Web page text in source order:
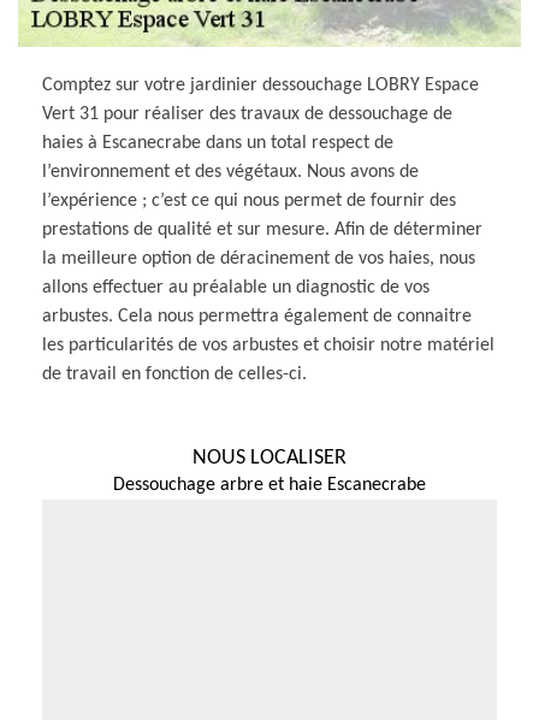
Comptez sur votre jardinier dessouchage LOBRY Espace
Vert 31 pour réaliser des travaux de dessouchage de
haies à Escanecrabe dans un total respect de
l’environnement et des végétaux. Nous avons de
l’expérience ; c’est ce qui nous permet de fournir des
prestations de qualité et sur mesure. Afin de déterminer
la meilleure option de déracinement de vos haies, nous
allons effectuer au préalable un diagnostic de vos
arbustes. Cela nous permettra également de connaitre
les particularités de vos arbustes et choisir notre matériel
de travail en fonction de celles-ci.
NOUS LOCALISER
Dessouchage arbre et haie Escanecrabe